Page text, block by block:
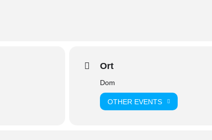
verschiedenen Aktionen.
Ort
Dom
OTHER EVENTS